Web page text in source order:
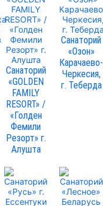
Санаторий
«GOLDEN
FAMILY
RESORT» /
«Голден
Фемили
Резорт» г.
Алушта
Санаторий
«Озон»
Карачаево-
Черкесия,
г. Теберда